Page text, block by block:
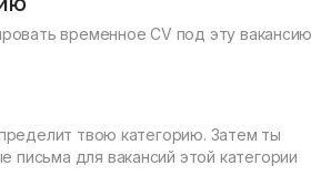
временное CV под эту вакансию
твою категорию. Затем ты
для вакансий этой категории